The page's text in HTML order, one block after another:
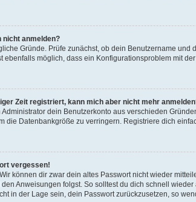
nicht anmelden?
Gründe. Prüfe zunächst, ob dein Benutzername
ebenfalls möglich, dass ein Konfigurationsproblem mit
Zeit registriert, kann mich aber nicht mehr
Administrator dein Benutzerkonto aus verschieden
die Datenbankgröße zu verringern. Registriere dich
vergessen!
können dir zwar dein altes Passwort nicht wieder
Anweisungen folgst. So solltest du dich schnell wieder
in der Lage sein, dein Passwort zurückzusetzen, so